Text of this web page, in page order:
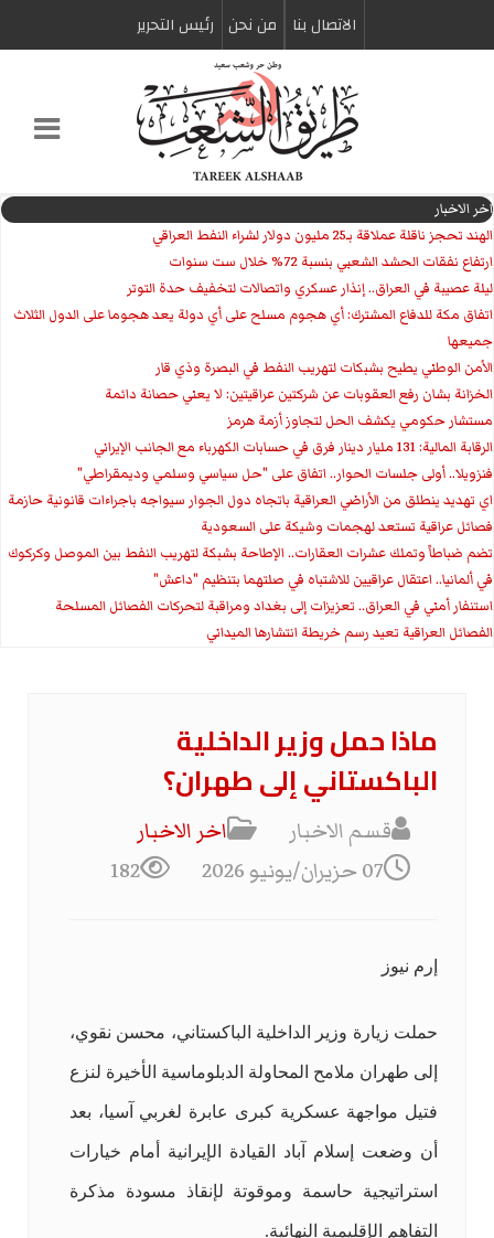
الاتصال بنا من نحن رئیس التحریر
اخر الاخبار
الهند تحجز ناقلة عملاقة بـ25 مليون دولار لشراء النفط العراقي
ارتفاع نفقات الحشد الشعبي بنسبة 72% خلال ست سنوات
ليلة عصيبة في العراق.. إنذار عسكري واتصالات لتخفيف حدة التوتر
‏اتفاق مكة للدفاع المشترك: أي هجوم مسلح على أي دولة يعد هجوما على الدول الثلاث
جميعها
الأمن الوطني يطيح بشبكات لتهريب النفط في البصرة وذي قار
الخزانة بشان رفع العقوبات عن شركتين عراقيتين: لا يعني حصانة دائمة
مستشار حكومي يكشف الحل لتجاوز أزمة هرمز
الرقابة المالية: 131 مليار دينار فرق في حسابات الكهرباء مع الجانب الإيراني
فنزويلا.. أولى جلسات الحوار.. اتفاق على "حل سياسي وسلمي وديمقراطي"
اي تهديد ينطلق من الأراضي العراقية باتجاه دول الجوار سيواجه باجراءات قانونية حازمة
فصائل عراقية تستعد لهجمات وشيكة على السعودية
تضم ضباطاً وتملك عشرات العقارات.. الإطاحة بشبكة لتهريب النفط بين الموصل وكركوك
في ألمانيا.. اعتقال عراقيين للاشتباه في صلتهما بتنظيم "داعش"
استنفار أمني في العراق.. تعزيزات إلى بغداد ومراقبة لتحركات الفصائل المسلحة
الفصائل العراقية تعيد رسم خريطة انتشارها الميداني
ماذا حمل وزير الداخلية
الباكستاني إلى طهران؟
قسم الاخبار
اخر الاخبار
07 حزيران/يونيو 2026
182
إرم نيوز
حملت زيارة وزير الداخلية الباكستاني، محسن نقوي،
إلى طهران ملامح المحاولة الدبلوماسية الأخيرة لنزع
فتيل مواجهة عسكرية كبرى عابرة لغربي آسيا، بعد
أن وضعت إسلام آباد القيادة الإيرانية أمام خيارات
استراتيجية حاسمة وموقوتة لإنقاذ مسودة مذكرة
التفاهم الإقليمية النهائية.